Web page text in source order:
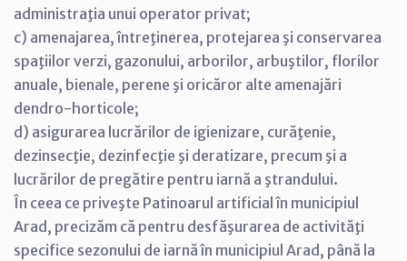
administraţia unui operator privat;
c) amenajarea, întreţinerea, protejarea şi conservarea
spaţiilor verzi, gazonului, arborilor, arbuştilor, florilor
anuale, bienale, perene şi oricăror alte amenajări
dendro-horticole;
d) asigurarea lucrărilor de igienizare, curăţenie,
dezinsecţie, dezinfecţie şi deratizare, precum şi a
lucrărilor de pregătire pentru iarnă a ştrandului.
În ceea ce priveşte Patinoarul artificial în municipiul
Arad, precizăm că pentru desfăşurarea de activităţi
specifice sezonului de iarnă în municipiul Arad, până la